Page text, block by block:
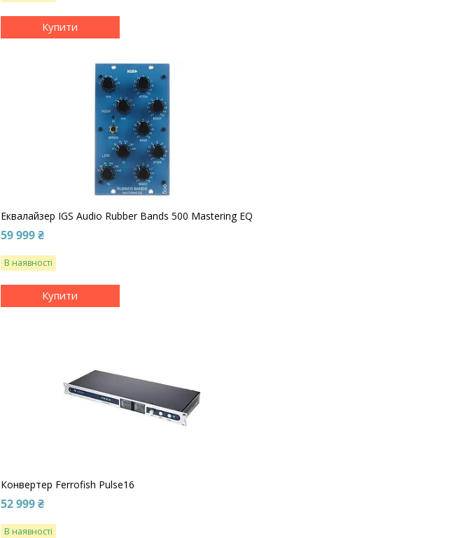
Купити
Еквалайзер IGS Audio Rubber Bands 500 Mastering EQ
59 999 ₴
В наявності
Купити
Конвертер Ferrofish Pulse16
52 999 ₴
В наявності